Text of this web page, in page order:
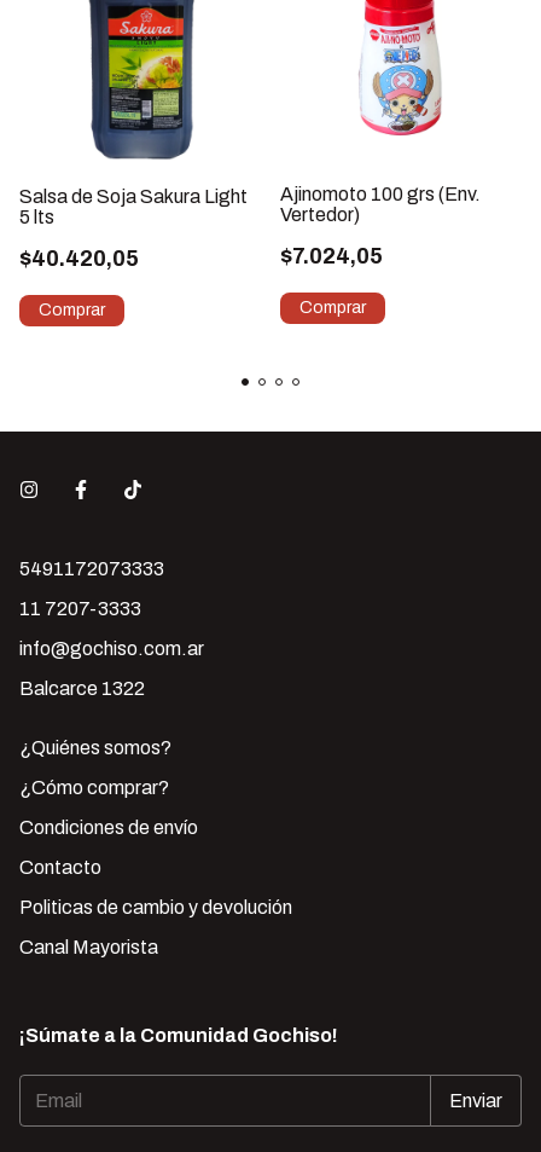
Salsa de Soja Sakura Light
5 lts
$40.420,05
Ajinomoto 100 grs (Env.
Vertedor)
$7.024,05
5491172073333
11 7207-3333
info@gochiso.com.ar
Balcarce 1322
¿Quiénes somos?
¿Cómo comprar?
Condiciones de envío
Contacto
Politicas de cambio y devolución
Canal Mayorista
¡Súmate a la Comunidad Gochiso!